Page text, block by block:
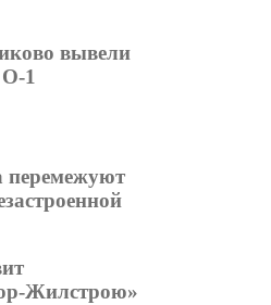
вывели
1
перемежуют
Жилстрою»